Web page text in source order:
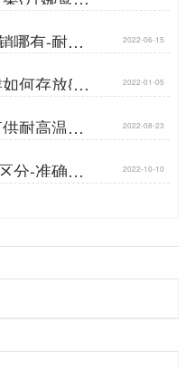
哪有-耐磨
}…
2022-06-15
何存放{丹 2022-01-05
耐高温耐 2022-08-23
分-准确过 2022-10-10